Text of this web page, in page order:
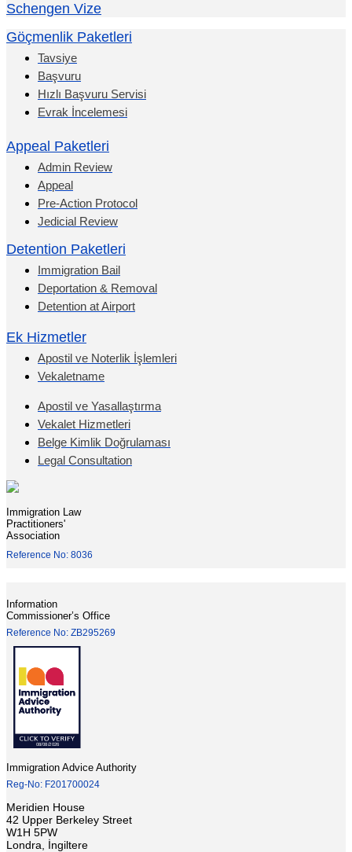
Schengen Vize
Göçmenlik Paketleri
Tavsiye
Başvuru
Hızlı Başvuru Servisi
Evrak İncelemesi
Appeal Paketleri
Admin Review
Appeal
Pre-Action Protocol
Jedicial Review
Detention Paketleri
Immigration Bail
Deportation & Removal
Detention at Airport
Ek Hizmetler
Apostil ve Noterlik İşlemleri
Vekaletname
Apostil ve Yasallaştırma
Vekalet Hizmetleri
Belge Kimlik Doğrulaması
Legal Consultation
Immigration Law
Practitioners'
Association
Reference No: 8036
Information
Commissioner’s Office
Reference No: ZB295269
Immigration Advice Authority
Reg-No: F201700024
Meridien House
42 Upper Berkeley Street
W1H 5PW
Londra, İngiltere